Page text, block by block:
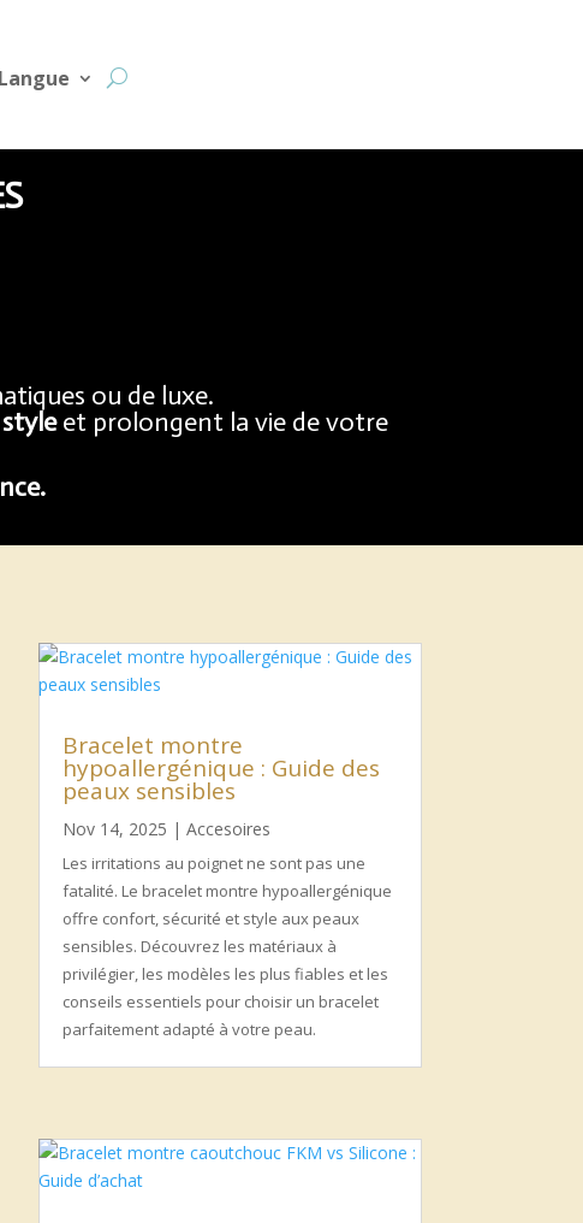
Langue
ou de luxe.
et prolongent la vie de votre
Bracelet montre
hypoallergénique : Guide des
peaux sensibles
Nov 14, 2025 | Accesoires
Les irritations au poignet ne sont pas une
fatalité. Le bracelet montre hypoallergénique
offre confort, sécurité et style aux peaux
sensibles. Découvrez les matériaux à
privilégier, les modèles les plus fiables et les
conseils essentiels pour choisir un bracelet
parfaitement adapté à votre peau.